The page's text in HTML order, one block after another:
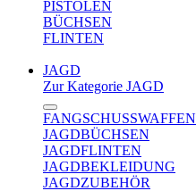
PISTOLEN
BÜCHSEN
FLINTEN
JAGD
Zur Kategorie JAGD
FANGSCHUSSWAFFEN
JAGDBÜCHSEN
JAGDFLINTEN
JAGDBEKLEIDUNG
JAGDZUBEHÖR